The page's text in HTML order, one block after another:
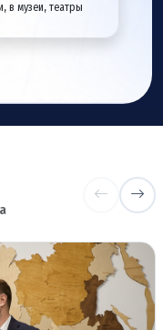
в музеи, театры